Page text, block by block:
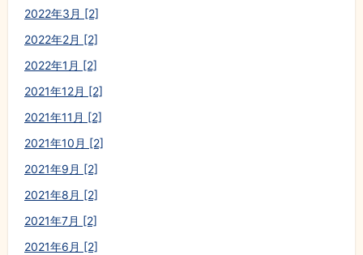
2022年3月 [2]
2022年2月 [2]
2022年1月 [2]
2021年12月 [2]
2021年11月 [2]
2021年10月 [2]
2021年9月 [2]
2021年8月 [2]
2021年7月 [2]
2021年6月 [2]